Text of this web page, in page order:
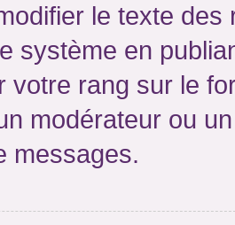
le texte
système en
votre rang sur le
modérateur ou
messages.